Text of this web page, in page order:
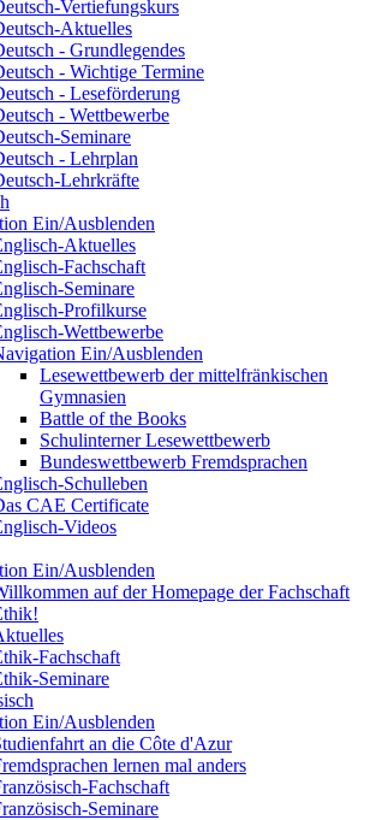
Vertiefungskurs
Aktuelles
- Grundlegendes
- Wichtige Termine
- Leseförderung
- Wettbewerbe
Seminare
- Lehrplan
Lehrkräfte
Ein/Ausblenden
Aktuelles
Fachschaft
Seminare
Profilkurse
Wettbewerbe
Ein/Ausblenden
Lesewettbewerb der mittelfränkischen
Gymnasien
Battle of the Books
Schulinterner Lesewettbewerb
Bundeswettbewerb Fremdsprachen
Schulleben
CAE Certificate
Videos
Ein/Ausblenden
auf der Homepage der Fachschaft
Fachschaft
Seminare
Ein/Ausblenden
an die Côte d'Azur
lernen mal anders
Fachschaft
Seminare